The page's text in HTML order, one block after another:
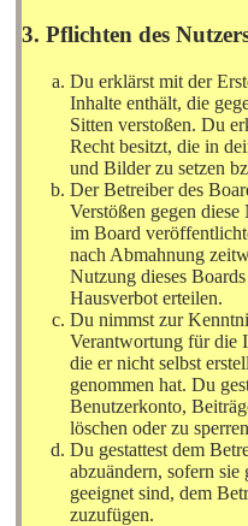
3. Pflichten des
Du erklärst mit der
Inhalte enthält, die
Sitten verstoßen. Du
Recht besitzt, die in
und Bilder zu setzen
Der Betreiber des
Verstößen gegen
im Board
nach Abmahnung
Nutzung dieses
Hausverbot erteilen.
Du nimmst zur
Verantwortung für die
die er nicht selbst
genommen hat. Du
Benutzerkonto,
löschen oder zu
Du gestattest dem
abzuändern, sofern
geeignet sind, dem
zuzufügen.